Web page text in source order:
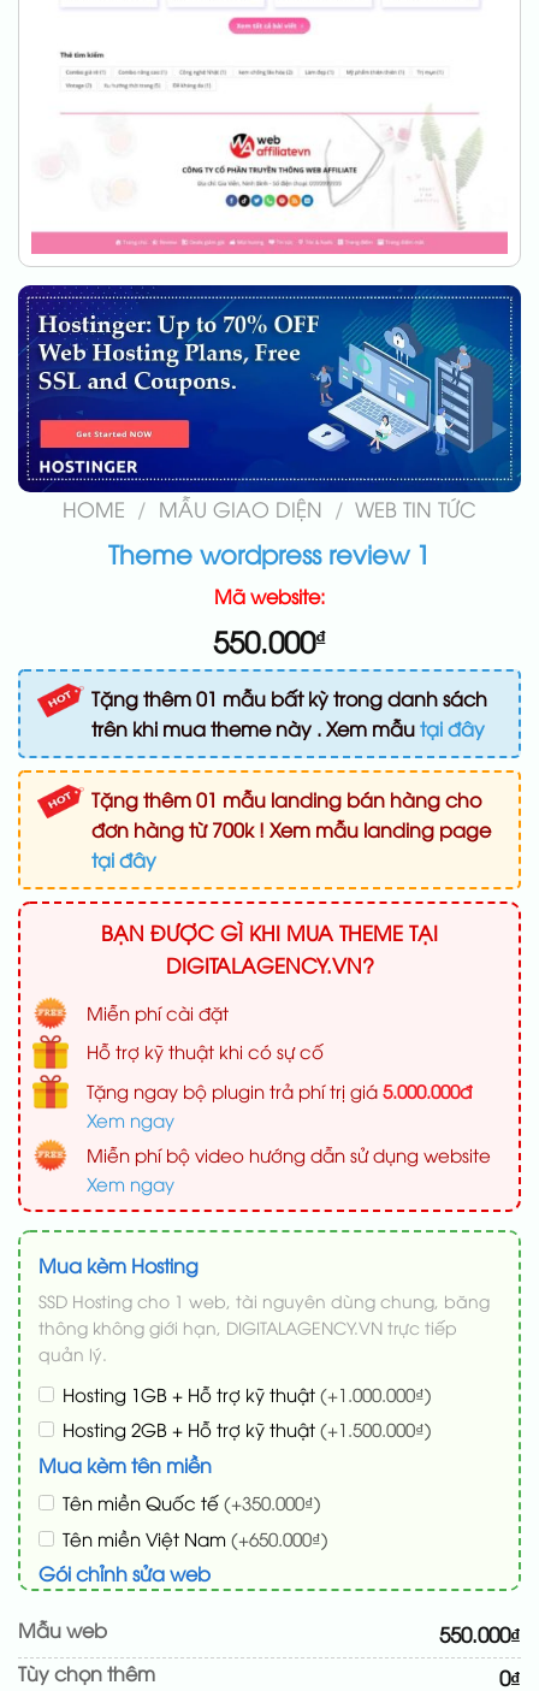
HOME / MẪU GIAO DIỆN / WEB TIN TỨC
Theme wordpress review 1
Mã website:
550.000₫
Tặng thêm 01 mẫu bất kỳ trong danh sách
trên khi mua theme này . Xem mẫutại đây
Tặng thêm 01 mẫu landing bán hàng cho
đơn hàng từ 700k ! Xem mẫu landing page
tại đây
BẠN ĐƯỢC GÌ KHI MUA THEME TẠI
DIGITALAGENCY.VN?
Miễn phí cài đặt
Hỗ trợ kỹ thuật khi có sự cố
Tặng ngay bộ plugin trả phí trị giá 5.000.000đ
Xem ngay
Miễn phí bộ video hướng dẫn sử dụng website
Xem ngay
Mua kèm Hosting
SSD Hosting cho 1 web, tài nguyên dùng chung, băng
thông không giới hạn, DIGITALAGENCY.VN trực tiếp
quản lý.
Hosting 1GB + Hỗ trợ kỹ thuật (+1.000.000₫)
Hosting 2GB + Hỗ trợ kỹ thuật (+1.500.000₫)
Mua kèm tên miền
Tên miền Quốc tế (+350.000₫)
Tên miền Việt Nam (+650.000₫)
Gói chỉnh sửa web
Thay logo + thông tin doanh nghiệp
(+50.000₫)
Đổi màu chủ đạo theo tông của logo
Mẫu web 550.000₫
Tùy chọn thêm 0₫